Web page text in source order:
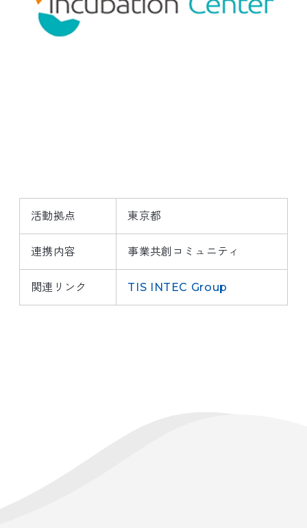
活動拠点 東京都
連携内容 事業共創コミュニティ
関連リンク TIS INTEC Group